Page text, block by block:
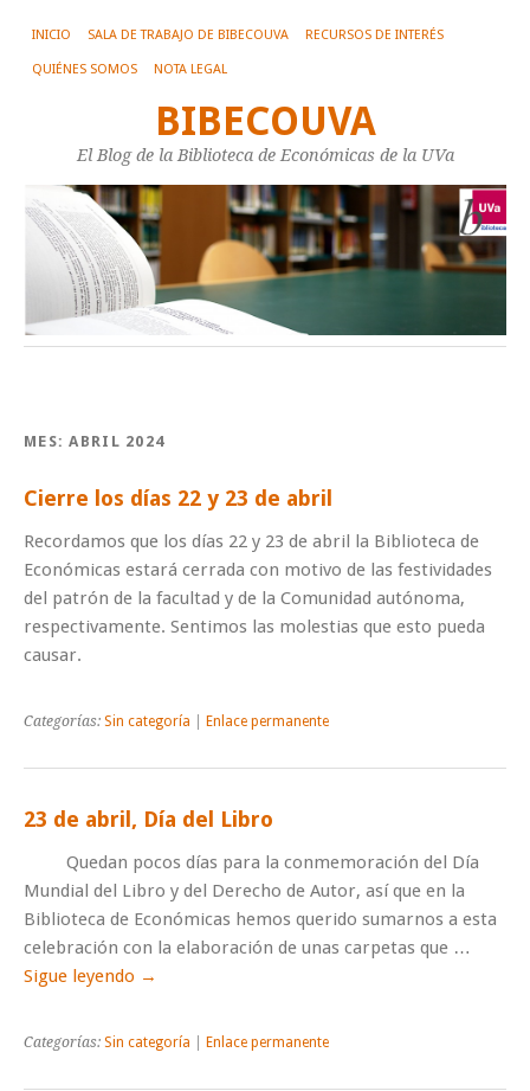
INICIO SALA DE TRABAJO DE BIBECOUVA RECURSOS DE INTERÉS
QUIÉNES SOMOS NOTA LEGAL
BIBECOUVA
El Blog de la Biblioteca de Económicas de la UVa
MES:ABRIL 2024
Cierre los días 22 y 23 de abril
Recordamos que los días 22 y 23 de abril la Biblioteca de
Económicas estará cerrada con motivo de las festividades
del patrón de la facultad y de la Comunidad autónoma,
respectivamente. Sentimos las molestias que esto pueda
causar.
Categorías: Sin categoría Enlace permanente
23 de abril, Día del Libro
Quedan pocos días para la conmemoración del Día
Mundial del Libro y del Derecho de Autor, así que en la
Biblioteca de Económicas hemos querido sumarnos a esta
celebración con la elaboración de unas carpetas que …
Sigue leyendo →
Categorías: Sin categoría Enlace permanente